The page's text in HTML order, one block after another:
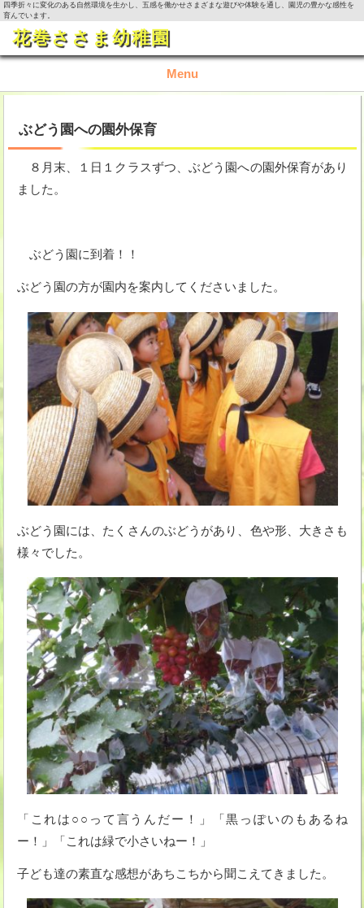
四季折々に変化のある自然環境を生かし、五感を働かせさまざまな遊びや体験を通し、園児の豊かな感性を
育んでいます。
花巻ささま幼稚園
Menu
園の概要
園の生活
ぶどう園への園外保育
８月末、１日１クラスずつ、ぶどう園への園外保育があり
ました。
ぶどう園に到着！！
ぶどう園の方が園内を案内してくださいました。
ぶどう園には、たくさんのぶどうがあり、色や形、大きさも
様々でした。
「これは○○って言うんだー！」「黒っぽいのもあるね
ー！」「これは緑で小さいねー！」
子ども達の素直な感想があちこちから聞こえてきました。